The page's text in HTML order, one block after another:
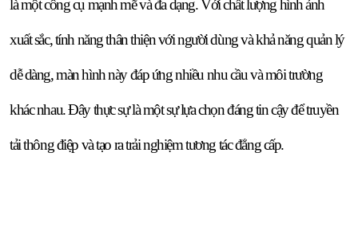
là một công cụ mạnh mẽ và đa dạng. Với chất lượng hình ảnh
xuất sắc, tính năng thân thiện với người dùng và khả năng quản lý
dễ dàng, màn hình này đáp ứng nhiều nhu cầu và môi trường
khác nhau. Đây thực sự là một sự lựa chọn đáng tin cậy để truyền
tải thông điệp và tạo ra trải nghiệm tương tác đẳng cấp.